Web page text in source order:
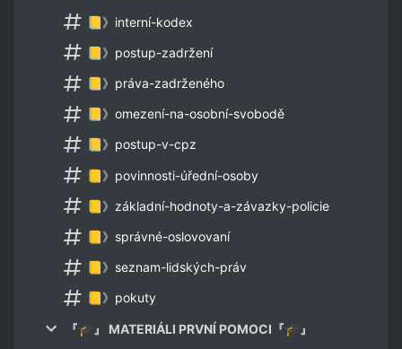
📒》interní-kodex
📒》postup-zadržení
📒》práva-zadrženého
📒》omezení-na-osobní-svobodě
📒》postup-v-cpz
📒》povinnosti-úřední-osoby
📒》základní-hodnoty-a-závazky-policie
📒》správné-oslovovaní
📒》seznam-lidských-práv
📒》pokuty
『🎓』 MATERIÁLI PRVNÍ POMOCI『🎓』